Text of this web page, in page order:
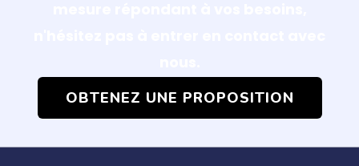
OBTENEZ UNE PROPOSITION